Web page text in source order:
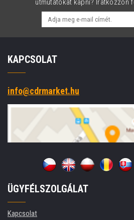
útmutatókat kapni? Iratkozzon
KAPCSOLAT
info@cdrmarket.hu
ÜGYFÉLSZOLGÁLAT
Kapcsolat